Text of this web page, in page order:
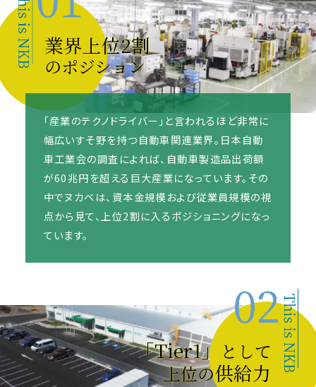
業界上位2割
のポジション
「産業のテクノドライバー」と言われるほど非常に
幅広いすそ野を持つ自動車関連業界。日本自動
車工業会の調査によれば、自動車製造品出荷額
が60兆円を超える巨大産業になっています。その
中でヌカベは、資本金規模および従業員規模の視
点から見て、上位2割に入るポジショニングになっ
ています。
「Tier1」 として
上位の供給力